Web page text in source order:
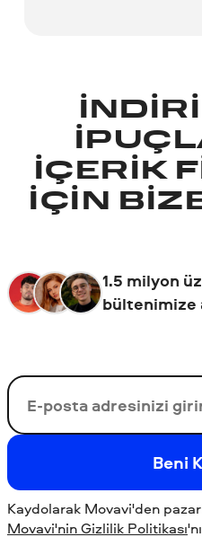
IÇERIK
IÇIN
1.5 milyon
bültenimize
E-posta adresin
Beni
Kaydolarak Movavi'den
Movavi'nin Gizlilik Politikası